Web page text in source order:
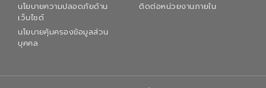
นโยบายความปลอดภัยด้าน
เว็บไซต์
นโยบายคุ้มครองข้อมูลส่วน
บุคคล
ติดต่อหน่วยงานภายใน